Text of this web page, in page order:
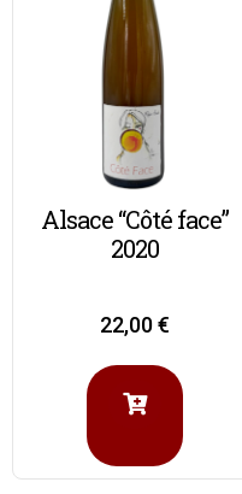
Alsace “Côté face”
2020
22,00€